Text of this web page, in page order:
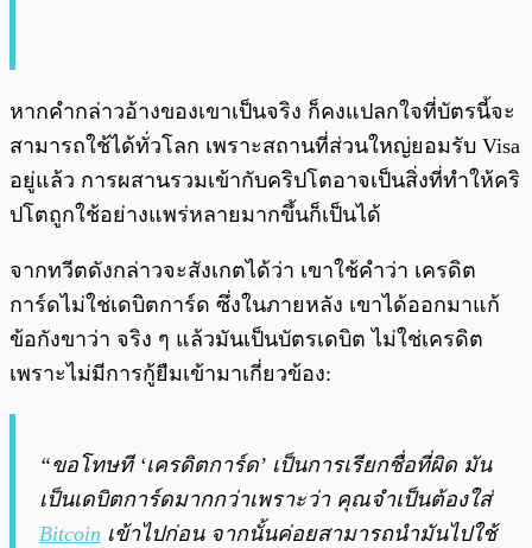
หากคำกล่าวอ้างของเขาเป็นจริง ก็คงแปลกใจที่บัตรนี้จะ
สามารถใช้ได้ทั่วโลก เพราะสถานที่ส่วนใหญ่ยอมรับ Visa
อยู่แล้ว การผสานรวมเข้ากับคริปโตอาจเป็นสิ่งที่ทำให้คริ
ปโตถูกใช้อย่างแพร่หลายมากขึ้นก็เป็นได้
จากทวีตดังกล่าวจะสังเกตได้ว่า เขาใช้คำว่า เครดิต
การ์ดไม่ใช่เดบิตการ์ด ซึ่งในภายหลัง เขาได้ออกมาแก้
ข้อกังขาว่า จริง ๆ แล้วมันเป็นบัตรเดบิต ไม่ใช่เครดิต
เพราะไม่มีการกู้ยืมเข้ามาเกี่ยวข้อง:
“ขอโทษที ‘เครดิตการ์ด’ เป็นการเรียกชื่อที่ผิด มัน
เป็นเดบิตการ์ดมากกว่าเพราะว่า คุณจำเป็นต้องใส่
Bitcoin เข้าไปก่อน จากนั้นค่อยสามารถนำมันไปใช้